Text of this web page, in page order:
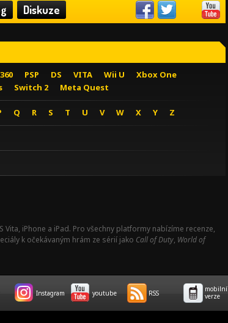
Diskuze
PSP DS VITA Wii U
Xbox One
Switch 2 Meta Quest
Q R S T U V W X Y Z
Vita, iPhone a iPad. Pro všechny platformy nabízíme recenze,
k očekávaným hrám ze sérií jako Call of Duty, World of
Instagram youtube RSS
mobilní
verze